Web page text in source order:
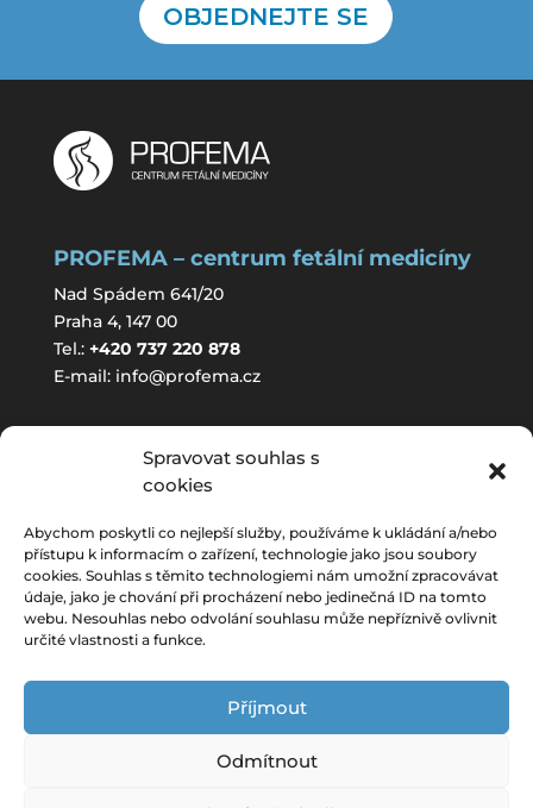
Spravovat souhlas s
cookies
Abychom poskytli co nejlepší služby, používáme k ukládání a/nebo
přístupu k informacím o zařízení, technologie jako jsou soubory
cookies. Souhlas s těmito technologiemi nám umožní zpracovávat
údaje, jako je chování při procházení nebo jedinečná ID na tomto
webu. Nesouhlas nebo odvolání souhlasu může nepříznivě ovlivnit
určité vlastnosti a funkce.
Příjmout
Odmítnout
OBJEDNEJTE SE
PROFEMA – centrum fetální medicíny
Nad Spádem 641/20
Praha 4, 147 00
Tel.: +420 737 220 878
E-mail: info@profema.cz
ORDINAČNÍ DOBA
(pouze pro objednané pacientky)
Úterý:
7:00-16:30
Středa:
8:00-15:00
Čtvrtek:
7:00-14:00
Pátek:
8:00 – 10:00